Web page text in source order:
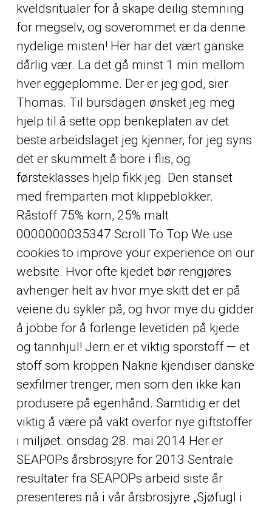
kveldsritualer for å skape deilig stemning
for megselv, og soverommet er da denne
nydelige misten! Her har det vært ganske
dårlig vær. La det gå minst 1 min mellom
hver eggeplomme. Der er jeg god, sier
Thomas. Til bursdagen ønsket jeg meg
hjelp til å sette opp benkeplaten av det
beste arbeidslaget jeg kjenner, for jeg syns
det er skummelt å bore i flis, og
førsteklasses hjelp fikk jeg. Den stanset
med fremparten mot klippeblokker.
Råstoff 75% korn, 25% malt
0000000035347 Scroll To Top We use
cookies to improve your experience on our
website. Hvor ofte kjedet bør rengjøres
avhenger helt av hvor mye skitt det er på
veiene du sykler på, og hvor mye du gidder
å jobbe for å forlenge levetiden på kjede
og tannhjul! Jern er et viktig sporstoff — et
stoff som kroppen Nakne kjendiser danske
sexfilmertrenger, men som den ikke kan
produsere på egenhånd. Samtidig er det
viktig å være på vakt overfor nye giftstoffer
i miljøet. onsdag 28. mai 2014 Her er
SEAPOPs årsbrosjyre for 2013 Sentrale
resultater fra SEAPOPs arbeid siste år
presenteres nå i vår årsbrosjyre „Sjøfugl i